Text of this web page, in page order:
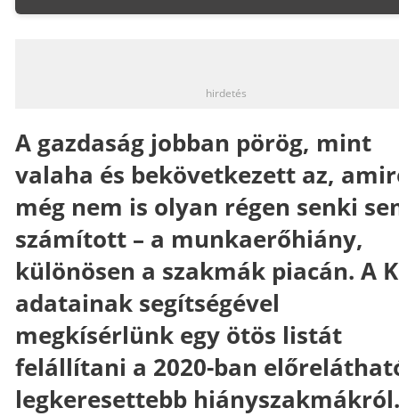
hirdetés
A gazdaság jobban pörög, mint
valaha és bekövetkezett az,
még nem is olyan régen senki
számított – a munkaerőhiány,
különösen a szakmák piacán. A
adatainak segítségével
megkísérlünk egy ötös listát
felállítani a 2020-ban
legkeresettebb hiányszakmákról.